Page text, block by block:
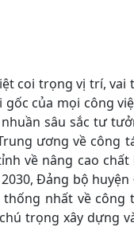
coi trọng vị trí,
của mọi công
sâu sắc tư
ương về công
về nâng cao
Đảng bộ
nhất về công
trọng xây dựng